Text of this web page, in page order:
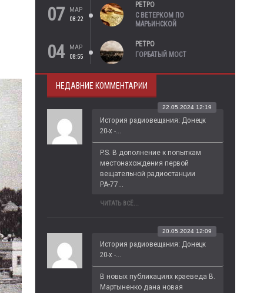
07
МАР
08:22
РЕТРО
С ВЕТЕРКОМ ПО
МАРЬИНСКОЙ
04
МАР
08:55
РЕТРО
ГОРБАТЫЙ МОСТ
НЕДАВНИЕ КОММЕНТАРИИ
История радиовещания: Донецк
20-х -...
22.05.2024 12:19
P.S. В дополнение к попыткам
местонахождения первой
вещательной радиостанции
РА-77...
ЧИТАТЬ ВСЁ...
История радиовещания: Донецк
20-х -...
20.05.2024 12:09
В новых публикациях краеведа В.
Мартыненко дана новая